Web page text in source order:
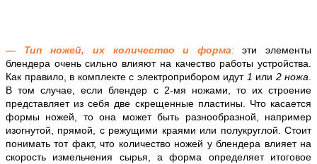
— Тип ножей, их количество и форма:
эти элементы
блендера очень сильно влияют на качество работы устройства.
Как правило, в комплекте с электроприбором идут 1 или 2 ножа.
В том случае, если блендер с 2-мя ножами, то их строение
представляет из себя две скрещенные пластины. Что касается
формы ножей, то она может быть разнообразной, например
изогнутой, прямой, с режущими краями или полукруглой. Стоит
понимать тот факт, что количество ножей у блендера влияет на
скорость измельчения сырья, а форма определяет итоговое